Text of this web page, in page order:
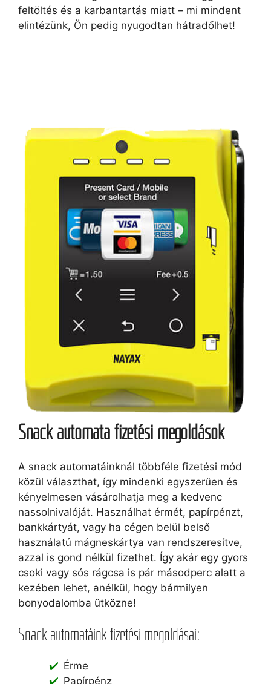
feltöltés és a karbantartás miatt – mi mindent
elintézünk, Ön pedig nyugodtan hátradőlhet!
Snack automata fizetési megoldások
A snack automatáinknál többféle fizetési mód
közül választhat, így mindenki egyszerűen és
kényelmesen vásárolhatja meg a kedvenc
nassolnivalóját. Használhat érmét, papírpénzt,
bankkártyát, vagy ha cégen belül belső
használatú mágneskártya van rendszeresítve,
azzal is gond nélkül fizethet. Így akár egy gyors
csoki vagy sós rágcsa is pár másodperc alatt a
kezében lehet, anélkül, hogy bármilyen
bonyodalomba ütközne!
Snack automatáink fizetési megoldásai:
Érme
Papírpénz